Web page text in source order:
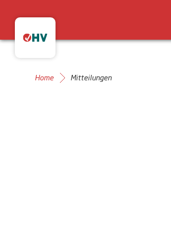
Home Mitteilungen